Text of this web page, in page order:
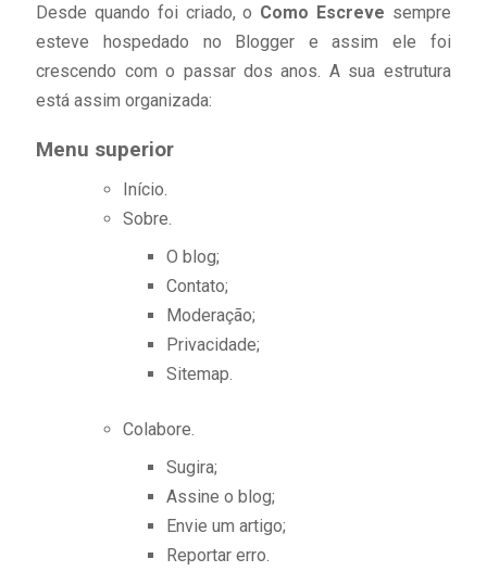
Desde quando foi criado, o Como Escreve sempre
esteve hospedado no Blogger e assim ele foi
crescendo com o passar dos anos. A sua estrutura
está assim organizada:
Menu superior
Início.
Sobre.
O blog;
Contato;
Moderação;
Privacidade;
Sitemap.
Colabore.
Sugira;
Assine o blog;
Envie um artigo;
Reportar erro.